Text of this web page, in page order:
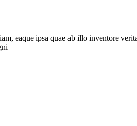
eaque ipsa quae ab illo inventore